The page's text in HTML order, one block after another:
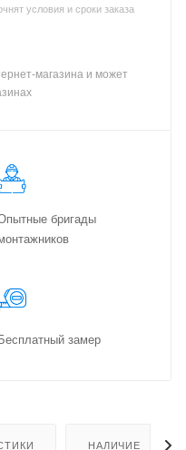
условия и сроки заказа
магазина и может
бригады
замер
НАЛИЧИЕ